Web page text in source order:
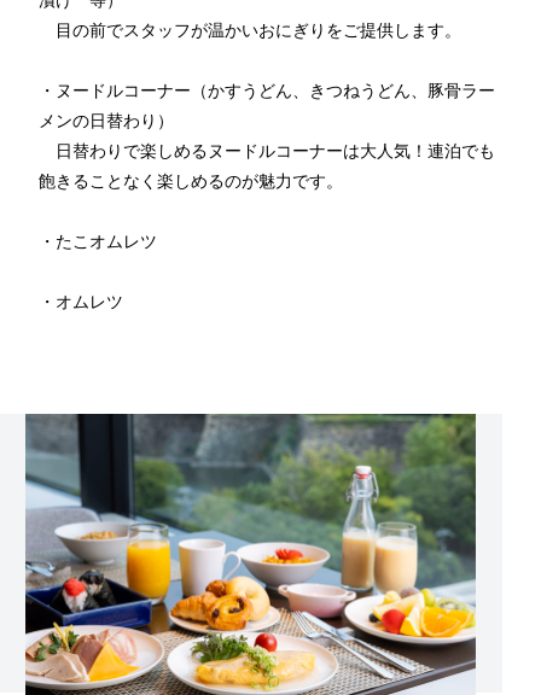
目の前でスタッフが温かいおにぎりをご提供します。
・ヌードルコーナー（かすうどん、きつねうどん、豚骨ラー
メンの日替わり）
日替わりで楽しめるヌードルコーナーは大人気！連泊でも
飽きることなく楽しめるのが魅力です。
・たこオムレツ
・オムレツ